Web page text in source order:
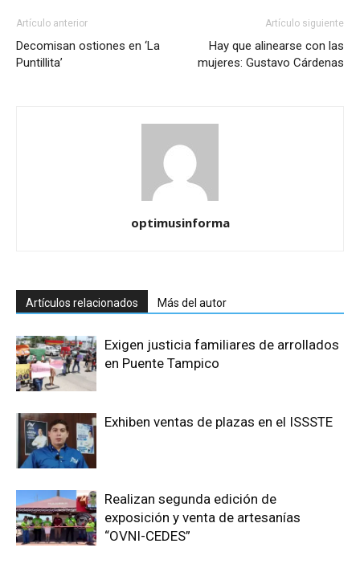
Artículo anterior
Decomisan ostiones en ‘La
Puntillita’
Artículo siguiente
Hay que alinearse con las
mujeres: Gustavo Cárdenas
optimusinforma
Artículos relacionados Más del autor
Exigen justicia familiares de arrollados
en Puente Tampico
Exhiben ventas de plazas en el ISSSTE
Realizan segunda edición de
exposición y venta de artesanías
“OVNI-CEDES”